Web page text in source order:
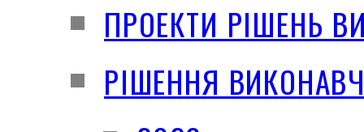
ПРОЕКТИ РІШЕНЬ
РІШЕННЯ